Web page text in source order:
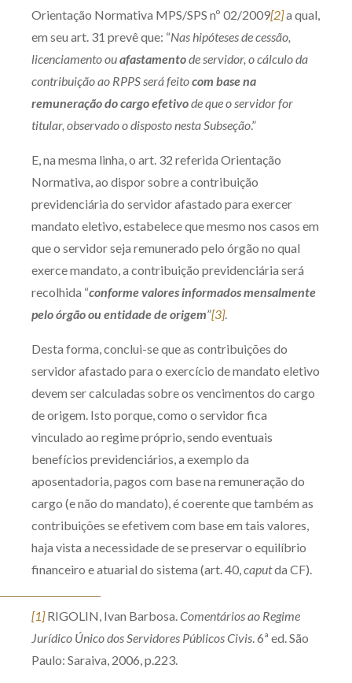
Orientação Normativa MPS/SPS nº 02/2009[2]a qual,
em seu art. 31 prevê que: “Nas hipóteses de cessão,
licenciamento ouafastamentode servidor, o cálculo da
contribuição ao RPPS será feitocom base na
remuneração do cargo efetivode que o servidor for
titular, observado o disposto nesta Subseção.”
E, na mesma linha, o art. 32 referida Orientação
Normativa, ao dispor sobre a contribuição
previdenciária do servidor afastado para exercer
mandato eletivo, estabelece que mesmo nos casos em
que o servidor seja remunerado pelo órgão no qual
exerce mandato, a contribuição previdenciária será
recolhida “conforme valores informados mensalmente
pelo órgão ou entidade de origem”[3].
Desta forma, conclui-se que as contribuições do
servidor afastado para o exercício de mandato eletivo
devem ser calculadas sobre os vencimentos do cargo
de origem. Isto porque, como o servidor fica
vinculado ao regime próprio, sendo eventuais
benefícios previdenciários, a exemplo da
aposentadoria, pagos com base na remuneração do
cargo (e não do mandato), é coerente que também as
contribuições se efetivem com base em tais valores,
haja vista a necessidade de se preservar o equilíbrio
financeiro e atuarial do sistema (art. 40,caputda CF).
[1]RIGOLIN, Ivan Barbosa.Comentários ao Regime
Jurídico Único dos Servidores Públicos Civis. 6ª ed. São
Paulo: Saraiva, 2006, p.223.